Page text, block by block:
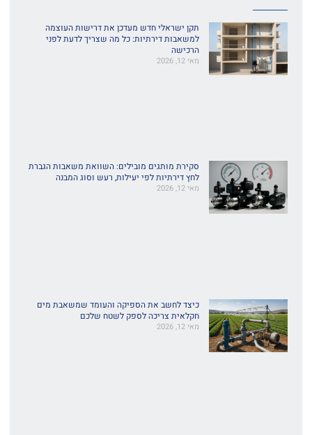
תקן ישראלי חדש מעדכן את דרישות העוצמה
למשאבות דירתיות: כל מה שצריך לדעת לפני
הרכישה
מאי 12, 2026
סקירת מותגים מובילים: השוואת משאבות הגברת
לחץ דירתיות לפי יעילות, רעש וסוג המבנה
מאי 12, 2026
כיצד לחשב את הספיקה והעומד שמשאבת מים
חקלאית צריכה לספק לשטח שלכם
מאי 12, 2026